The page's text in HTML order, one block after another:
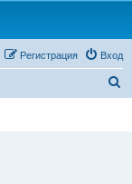
Вход
Регистрация